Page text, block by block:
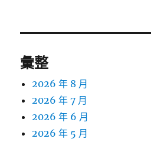
彙整
2026 年 8 月
2026 年 7 月
2026 年 6 月
2026 年 5 月